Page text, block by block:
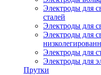
Электроды для
сталей
Электроды для
Электроды для
Электроды для
Электроды для
Прутки